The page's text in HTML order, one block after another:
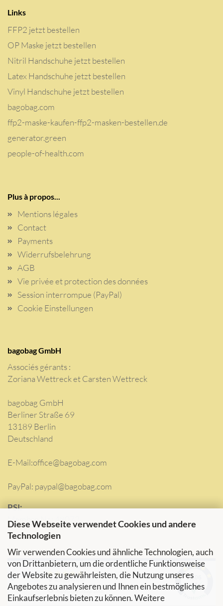
Diese Webseite verwendet Cookies und andere
Technologien
Wir verwenden Cookies und ähnliche Technologien, auch
von Drittanbietern, um die ordentliche Funktionsweise
der Website zu gewährleisten, die Nutzung unseres
Angebotes zu analysieren und Ihnen ein bestmögliches
Einkaufserlebnis bieten zu können. Weitere
Links
FFP2 jetzt bestellen
OP Maske jetzt bestellen
Nitril Handschuhe jetzt bestellen
Latex Handschuhe jetzt bestellen
Vinyl Handschuhe jetzt bestellen
bagobag.com
ffp2-maske-kaufen-ffp2-masken-bestellen.de
generator.green
people-of-health.com
Plus à propos...
Mentions légales
Contact
Payments
Widerrufsbelehrung
AGB
Vie privée et protection des données
Session interrompue (PayPal)
Cookie Einstellungen
bagobag GmbH
Associés gérants :
Zoriana Wettreck et Carsten Wettreck
bagobag GmbH
Berliner Straße 69
13189 Berlin
Deutschland
E-Mail:office@bagobag.com
PayPal: paypal@bagobag.com
PSI:
Membre Nr.: 48072